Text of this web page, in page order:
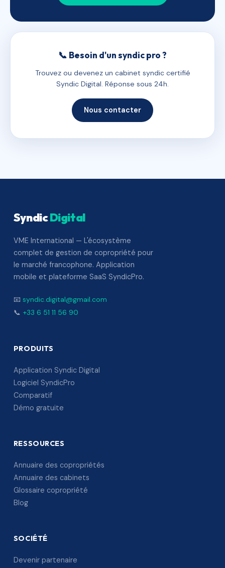
📞 Besoin d'un syndic pro ?
Trouvez ou devenez un cabinet syndic certifié
Syndic Digital. Réponse sous 24h.
Nous contacter
SyndicDigital
VME International — L'écosystème
complet de gestion de copropriété pour
le marché francophone. Application
mobile et plateforme SaaS SyndicPro.
📧 syndic.digital@gmail.com
📞 +33 6 51 11 56 90
PRODUITS
Application Syndic Digital
Logiciel SyndicPro
Comparatif
Démo gratuite
RESSOURCES
Annuaire des copropriétés
Annuaire des cabinets
Glossaire copropriété
Blog
SOCIÉTÉ
Devenir partenaire